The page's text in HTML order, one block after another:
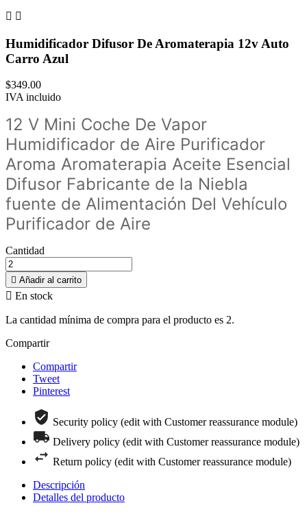
 
Humidificador Difusor De Aromaterapia 12v Auto
Carro Azul
$349.00
IVA incluido
12 V Mini Coche De Vapor
Humidificador de Aire Purificador
Aroma Aromaterapia Aceite Esencial
Difusor Fabricante de la Niebla
fuente de Alimentación Del Vehículo
Purificador de Aire
Cantidad
 Añadir al carrito
 En stock
La cantidad mínima de compra para el producto es 2.
Compartir
Compartir
Tweet
Pinterest
Security policy (edit with Customer reassurance module)
Delivery policy (edit with Customer reassurance module)
Return policy (edit with Customer reassurance module)
Descripción
Detalles del producto